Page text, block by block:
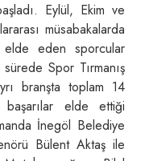
Eylül, Ekim ve
müsabakalarda
elde eden sporcular
Spor Tırmanış
branşta toplam 14
elde ettiği
İnegöl Belediye
Bülent Aktaş ile